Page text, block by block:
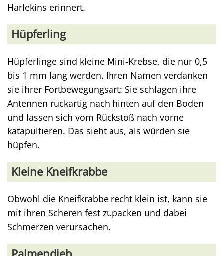
Harlekins erinnert.
Hüpferling
Hüpferlinge sind kleine Mini-Krebse, die nur 0,5
bis 1 mm lang werden. Ihren Namen verdanken
sie ihrer Fortbewegungsart: Sie schlagen ihre
Antennen ruckartig nach hinten auf den Boden
und lassen sich vom Rückstoß nach vorne
katapultieren. Das sieht aus, als würden sie
hüpfen.
Kleine Kneifkrabbe
Obwohl die Kneifkrabbe recht klein ist, kann sie
mit ihren Scheren fest zupacken und dabei
Schmerzen verursachen.